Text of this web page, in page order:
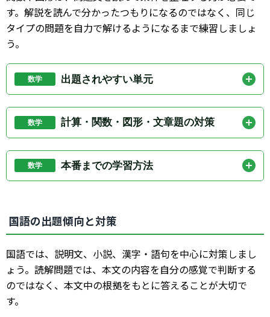
す。解説を読んで分かったつもりになるのではなく、同じ
タイプの問題を自力で解けるようになるまで練習しましょ
う。
数学 出題されやすい単元
図形、確率、文章題です。特に、計算問題は得点源に
しやすいため、毎日短時間でも反復練習を続けましょ
う。
数学 計算・関数・図形・文章題の対策
す。関数では、グラフの読み取りや式の求め方を練習
しましょう。図形では、角度、面積、相似、合同の基
習を重ねましょう。
数学 本番までの学習方法
に分類し、失点が多い単元から優先的に復習しましょ
う。
国語の出題傾向と対策
国語では、説明文、小説、漢字・語句を中心に対策しまし
ょう。読解問題では、本文の内容を自分の感覚で判断する
のではなく、本文中の根拠をもとに答えることが大切で
す。